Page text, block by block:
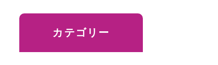
カテゴリー